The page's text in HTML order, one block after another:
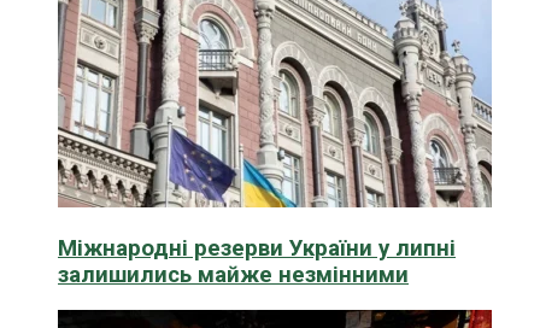
Міжнародні резерви України у липні
залишились майже незмінними